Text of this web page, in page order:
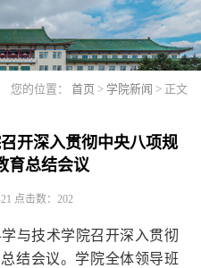
您的位置： 首页 > 学院新闻 > 正文
开深入贯彻中央八项规
育总结会议
点击数： 202
与技术学院召开深入贯彻
结会议。学院全体领导班